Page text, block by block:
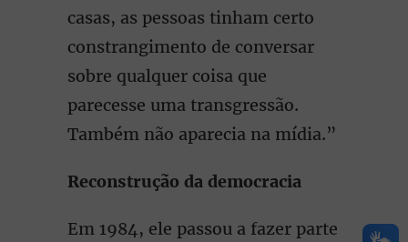
casas, as pessoas tinham certo
constrangimento de conversar
sobre qualquer coisa que
parecesse uma transgressão.
Também não aparecia na mídia.”
Reconstrução da democracia
Em 1984, ele passou a fazer parte